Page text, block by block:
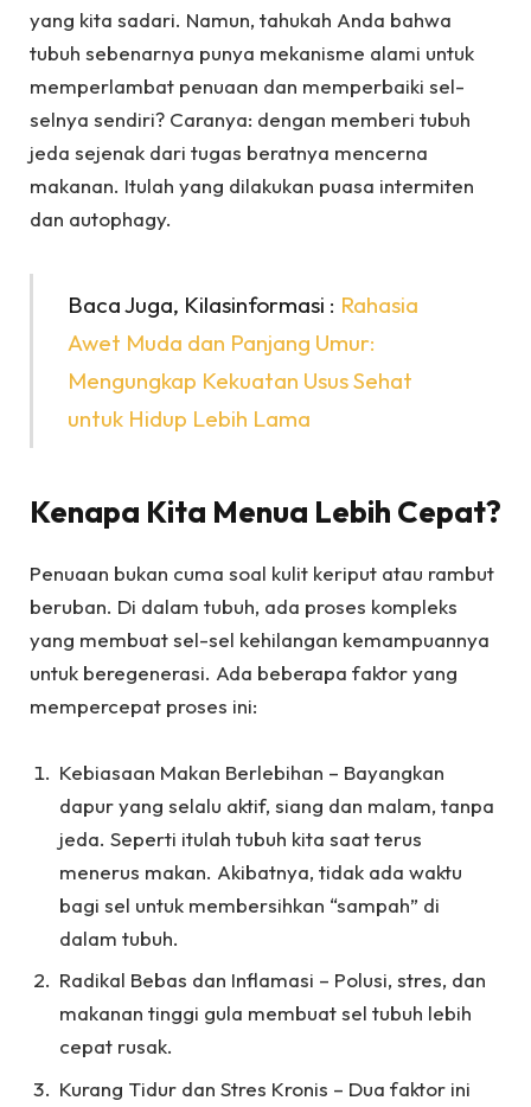
yang kita sadari. Namun, tahukah Anda bahwa
tubuh sebenarnya punya mekanisme alami untuk
memperlambat penuaan dan memperbaiki sel-
selnya sendiri? Caranya: dengan memberi tubuh
jeda sejenak dari tugas beratnya mencerna
makanan. Itulah yang dilakukan puasa intermiten
dan autophagy.
Baca Juga, Kilasinformasi : Rahasia
Awet Muda dan Panjang Umur:
Mengungkap Kekuatan Usus Sehat
untuk Hidup Lebih Lama
Kenapa Kita Menua Lebih Cepat?
Penuaan bukan cuma soal kulit keriput atau rambut
beruban. Di dalam tubuh, ada proses kompleks
yang membuat sel-sel kehilangan kemampuannya
untuk beregenerasi. Ada beberapa faktor yang
mempercepat proses ini:
Kebiasaan Makan Berlebihan – Bayangkan
dapur yang selalu aktif, siang dan malam, tanpa
jeda. Seperti itulah tubuh kita saat terus
menerus makan. Akibatnya, tidak ada waktu
bagi sel untuk membersihkan “sampah” di
dalam tubuh.
Radikal Bebas dan Inflamasi – Polusi, stres, dan
makanan tinggi gula membuat sel tubuh lebih
cepat rusak.
Kurang Tidur dan Stres Kronis – Dua faktor ini